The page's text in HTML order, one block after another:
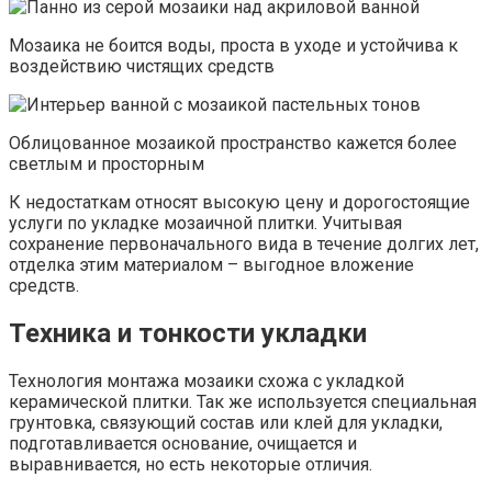
Мозаика не боится воды, проста в уходе и устойчива к
воздействию чистящих средств
Облицованное мозаикой пространство кажется более
светлым и просторным
К недостаткам относят высокую цену и дорогостоящие
услуги по укладке мозаичной плитки. Учитывая
сохранение первоначального вида в течение долгих лет,
отделка этим материалом – выгодное вложение
средств.
Техника и тонкости укладки
Технология монтажа мозаики схожа с укладкой
керамической плитки. Так же используется специальная
грунтовка, связующий состав или клей для укладки,
подготавливается основание, очищается и
выравнивается, но есть некоторые отличия.